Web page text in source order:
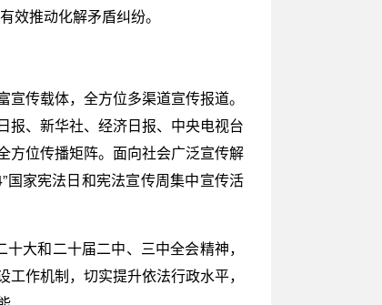
效推动化解矛盾纠纷。
传载体，全方位多渠道宣传报道。
报、新华社、经济日报、中央电视台
方位传播矩阵。面向社会广泛宣传解
国家宪法日和宪法宣传周集中宣传活
大和二十届二中、三中全会精神，
作机制，切实提升依法行政水平，